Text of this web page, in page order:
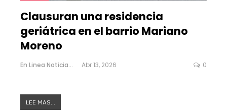
Clausuran una residencia
geriátrica en el barrio Mariano
Moreno
En Linea Noticias Abr 13, 2026 0
LEE MAS...